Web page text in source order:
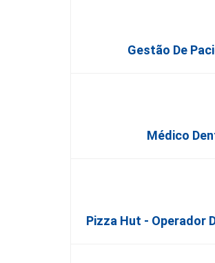
Gestão De
Médico
Pizza Hut - Operador